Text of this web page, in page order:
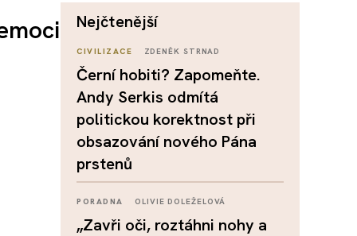
nejčtenější
CIVILIZACE ZDENĚK STRNAD
Černí hobiti? Zapomeňte.
Andy Serkis odmítá
politickou korektnost při
obsazování nového Pána
prstenů
PORADNA OLIVIE DOLEŽELOVÁ
„Zavři oči, roztáhni nohy a